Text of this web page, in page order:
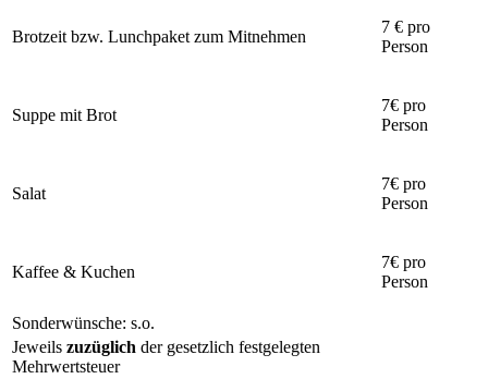
Brotzeit bzw. Lunchpaket zum Mitnehmen
7 € pro
Person
Suppe mit Brot
7€ pro
Person
Salat
7€ pro
Person
Kaffee & Kuchen
7€ pro
Person
Sonderwünsche: s.o.
Jeweils zuzüglich der gesetzlich festgelegten
Mehrwertsteuer